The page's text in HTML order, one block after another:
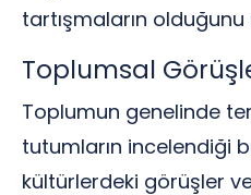
tartışmaların
Toplumsal
Toplumun genelinde
tutumların incelendiği
kültürlerdeki görüşler